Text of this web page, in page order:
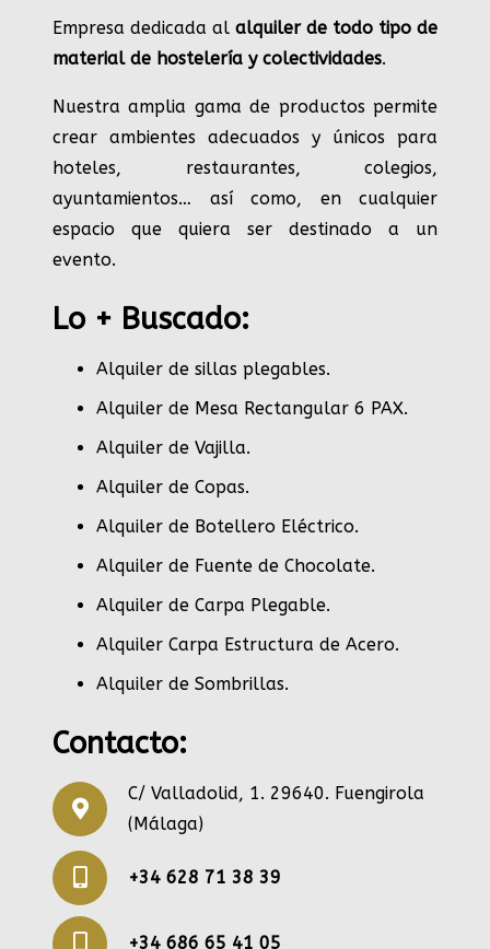
Empresa dedicada al alquiler de todo tipo de
material de hostelería y colectividades.
Nuestra amplia gama de productos permite
crear ambientes adecuados y únicos para
hoteles, restaurantes, colegios,
ayuntamientos… así como, en cualquier
espacio que quiera ser destinado a un
evento.
Lo + Buscado:
Alquiler de sillas plegables.
Alquiler de Mesa Rectangular 6 PAX.
Alquiler de Vajilla.
Alquiler de Copas.
Alquiler de Botellero Eléctrico.
Alquiler de Fuente de Chocolate.
Alquiler de Carpa Plegable.
Alquiler Carpa Estructura de Acero.
Alquiler de Sombrillas.
Contacto:
C/ Valladolid, 1. 29640. Fuengirola
(Málaga)
+34 628 71 38 39
+34 686 65 41 05